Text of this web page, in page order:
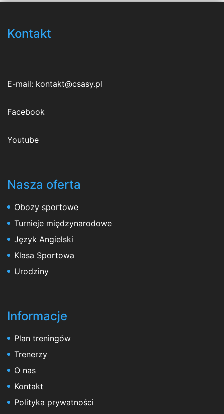
Kontakt
E-mail: kontakt@csasy.pl
Facebook
Youtube
Nasza oferta
Obozy sportowe
Turnieje międzynarodowe
Język Angielski
Klasa Sportowa
Urodziny
Informacje
Plan treningów
Trenerzy
O nas
Kontakt
Polityka prywatności